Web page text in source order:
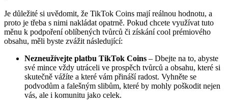
Je důležité si uvědomit, že TikTok Coins mají reálnou hodnotu, a
proto je třeba s nimi nakládat opatrně. Pokud chcete využívat tuto
měnu k podpoření oblíbených tvůrců či získání cool prémiového
obsahu, měli byste zvážit následující:
Nezneužívejte platbu TikTok Coins – Dbejte na to, abyste
své mince vždy utráceli ve prospěch tvůrců a obsahu, které si
skutečně vážíte a které vám přináší radost. Vyhněte se
podvodům a falešným slibům, které by mohly poškodit nejen
vás, ale i komunitu jako celek.